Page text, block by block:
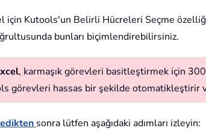
için Kutools'un Belirli Hücreleri Seçme
bunları biçimlendirebilirsiniz.
, karmaşık görevleri basitleştirmek için
görevleri hassas bir şekilde otomatikleştirir
sonra lütfen aşağıdaki adımları izleyin: